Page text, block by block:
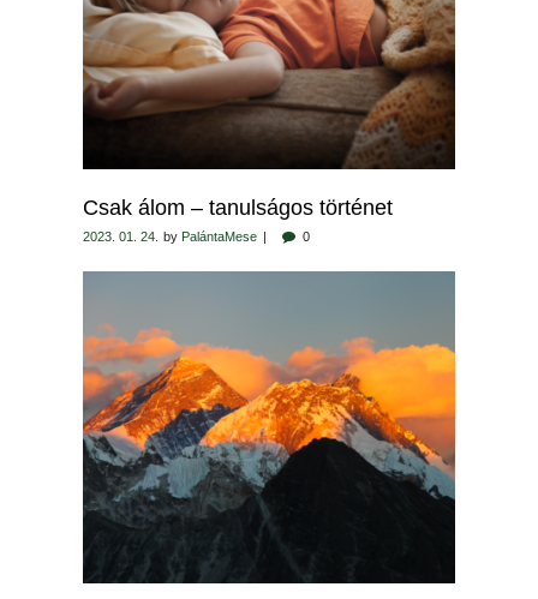
Csak álom – tanulságos történet
2023. 01. 24. by PalántaMese 0